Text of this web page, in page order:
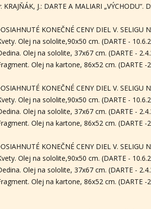
J.: DARTE A MALIARI
KONEČNÉ CENY DIEL V. SELIGU
Olej na sololite,90x50 cm. (DARTE -
Olej na sololite, 37x67 cm. (DARTE -
Olej na kartone, 86x52 cm. (DARTE -
KONEČNÉ CENY DIEL V. SELIGU
Olej na sololite,90x50 cm. (DARTE -
Olej na sololite, 37x67 cm. (DARTE -
Olej na kartone, 86x52 cm. (DARTE -
KONEČNÉ CENY DIEL V. SELIGU
Olej na sololite,90x50 cm. (DARTE -
Olej na sololite, 37x67 cm. (DARTE -
Olej na kartone, 86x52 cm. (DARTE -